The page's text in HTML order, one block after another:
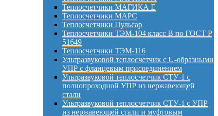
Теплосчетчики МАГИКА Е
Теплосчетчики МАРС
Теплосчетчики Пульсар
Теплосчетчики ТЭМ-104 класс B по ГОСТ Р
51649
Теплосчетчики ТЭМ-116
Ультразвуковой теплосчетчик с U-образными
УПР с фланцевым присоединением
Ультразвуковой теплосчетчик СТУ-1 с
полнопроходной УПР из нержавеющей
стали
Ультразвуковой теплосчетчик СТУ-1 с УПР
из нержавеющей стали и муфтовым